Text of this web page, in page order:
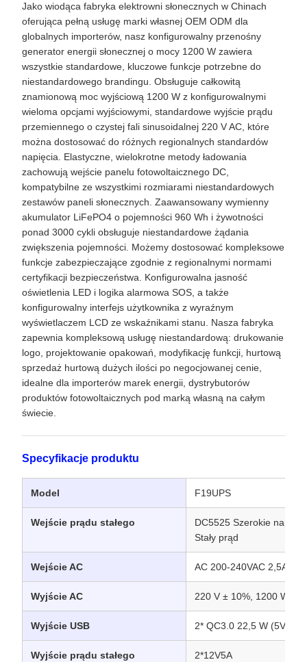
Jako wiodąca fabryka elektrowni słonecznych w Chinach
oferująca pełną usługę marki własnej OEM ODM dla
globalnych importerów, nasz konfigurowalny przenośny
generator energii słonecznej o mocy 1200 W zawiera
wszystkie standardowe, kluczowe funkcje potrzebne do
niestandardowego brandingu. Obsługuje całkowitą
znamionową moc wyjściową 1200 W z konfigurowalnymi
wieloma opcjami wyjściowymi, standardowe wyjście prądu
przemiennego o czystej fali sinusoidalnej 220 V AC, które
można dostosować do różnych regionalnych standardów
napięcia. Elastyczne, wielokrotne metody ładowania
zachowują wejście panelu fotowoltaicznego DC,
kompatybilne ze wszystkimi rozmiarami niestandardowych
zestawów paneli słonecznych. Zaawansowany wymienny
akumulator LiFePO4 o pojemności 960 Wh i żywotności
ponad 3000 cykli obsługuje niestandardowe żądania
zwiększenia pojemności. Możemy dostosować kompleksowe
funkcje zabezpieczające zgodnie z regionalnymi normami
certyfikacji bezpieczeństwa. Konfigurowalna jasność
oświetlenia LED i logika alarmowa SOS, a także
konfigurowalny interfejs użytkownika z wyraźnym
wyświetlaczem LCD ze wskaźnikami stanu. Nasza fabryka
zapewnia kompleksową usługę niestandardową: drukowanie
logo, projektowanie opakowań, modyfikację funkcji, hurtową
sprzedaż hurtową dużych ilości po negocjowanej cenie,
idealne dla importerów marek energii, dystrybutorów
produktów fotowoltaicznych pod marką własną na całym
świecie.
Specyfikacje produktu
Model F19UPS
Wejście prądu stałego
DC5525 Szerokie
Stały prąd
Wejście AC AC 200-240VAC 2,5A
Wyjście AC 220 V ± 10%, 1200 W,
Wyjście USB 2* QC3.0 22,5 W (5V3A/
Wyjście prądu stałego 2*12V5A